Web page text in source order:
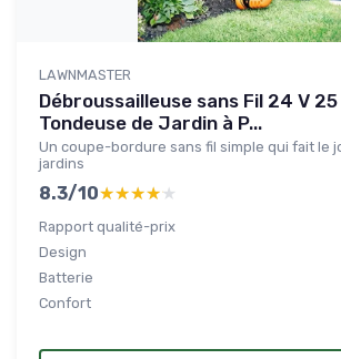
LAWNMASTER
Débroussailleuse sans Fil 24 V
Tondeuse de Jardin à P...
Un coupe-bordure sans fil simple qui fait le
jardins
8.3/10★★★★★
★★★★★
Rapport qualité-prix
Design
Batterie
Confort